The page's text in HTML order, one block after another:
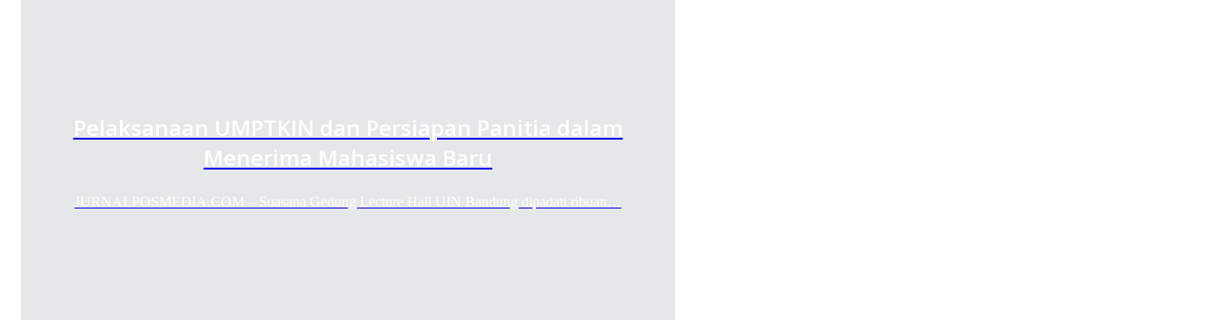
Pelaksanaan UMPTKIN dan Persiapan Panitia dalam
Menerima Mahasiswa Baru
JURNALPOSMEDIA.COM – Suasana Gedung Lecture Hall UIN Bandung dipadati ribuan…